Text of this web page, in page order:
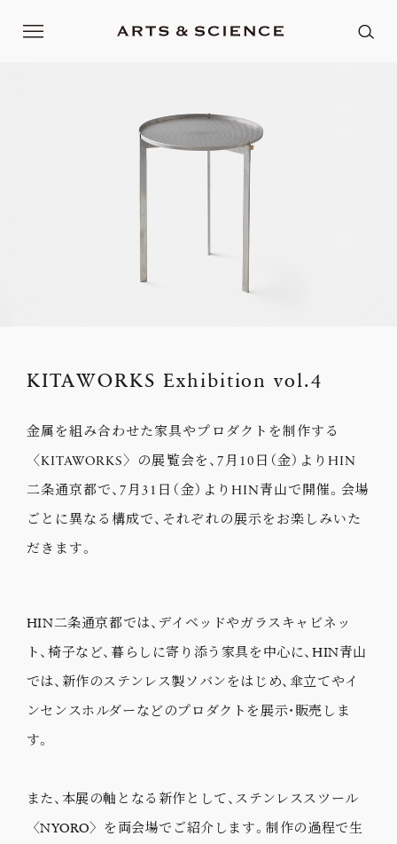
KITAWORKS Exhibition vol.4
金属を組み合わせた家具やプロダクトを制作する
〈KITAWORKS〉の展覧会を、7月10日（金）よりHIN
二条通京都で、7月31日（金）よりHIN青山で開催。会場
ごとに異なる構成で、それぞれの展示をお楽しみいた
だきます。
HIN二条通京都では、デイベッドやガラスキャビネッ
ト、椅子など、暮らしに寄り添う家具を中心に、HIN青山
では、新作のステンレス製ソバンをはじめ、傘立てやイ
ンセンスホルダーなどのプロダクトを展示・販売しま
す。
また、本展の軸となる新作として、ステンレススツール
〈NYORO〉を両会場でご紹介します。制作の過程で生